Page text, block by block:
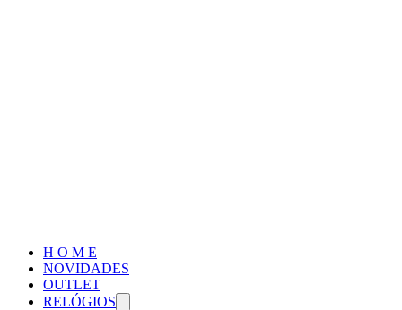
H O M E
NOVIDADES
OUTLET
RELÓGIOS